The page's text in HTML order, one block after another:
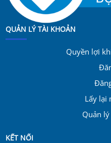
QUẢN LÝ TÀI KHOẢN
Quyền lợi
Lấy lại
Quản
KẾT NỐI